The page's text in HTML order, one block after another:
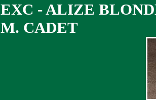
EXC - ALIZE
M. CADET